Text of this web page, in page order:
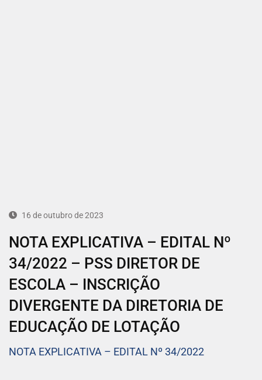
16 de outubro de 2023
NOTA EXPLICATIVA – EDITAL Nº
34/2022 – PSS DIRETOR DE
ESCOLA – INSCRIÇÃO
DIVERGENTE DA DIRETORIA DE
EDUCAÇÃO DE LOTAÇÃO
NOTA EXPLICATIVA – EDITAL Nº 34/2022